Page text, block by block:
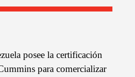
posee la certificación
para comercializar